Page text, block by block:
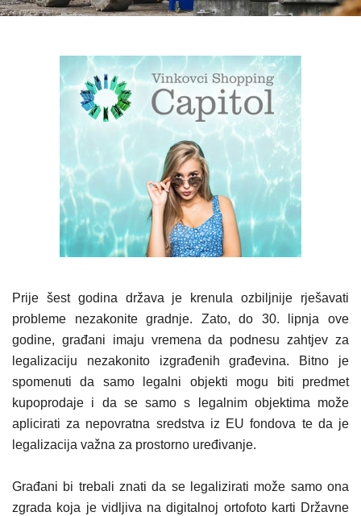
Prije šest godina država je krenula ozbiljnije rješavati
probleme nezakonite gradnje. Zato, do 30. lipnja ove
godine, građani imaju vremena da podnesu zahtjev za
legalizaciju nezakonito izgrađenih građevina. Bitno je
spomenuti da samo legalni objekti mogu biti predmet
kupoprodaje i da se samo s legalnim objektima može
aplicirati za nepovratna sredstva iz EU fondova te da je
legalizacija važna za prostorno uređivanje.
Građani bi trebali znati da se legalizirati može samo ona
zgrada koja je vidljiva na digitalnoj ortofoto karti Državne